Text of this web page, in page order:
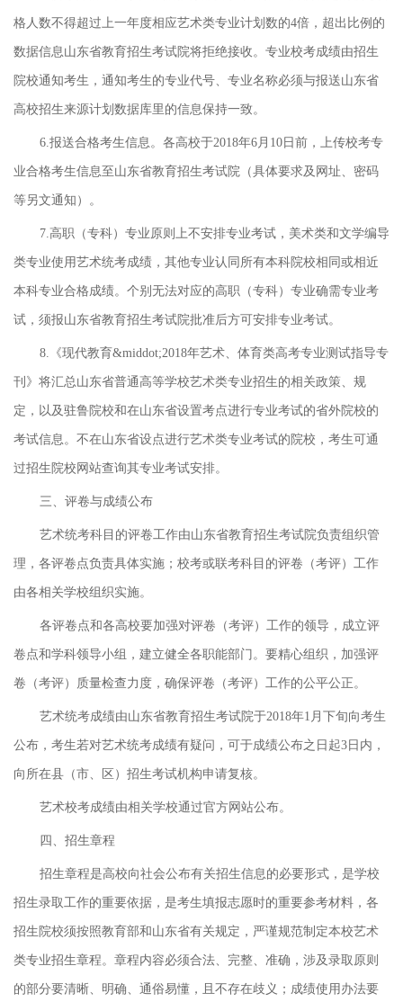
格人数不得超过上一年度相应艺术类专业计划数的4倍，超出比例的
数据信息山东省教育招生考试院将拒绝接收。专业校考成绩由招生
院校通知考生，通知考生的专业代号、专业名称必须与报送山东省
高校招生来源计划数据库里的信息保持一致。
6.报送合格考生信息。各高校于2018年6月10日前，上传校考专
业合格考生信息至山东省教育招生考试院（具体要求及网址、密码
等另文通知）。
7.高职（专科）专业原则上不安排专业考试，美术类和文学编导
类专业使用艺术统考成绩，其他专业认同所有本科院校相同或相近
本科专业合格成绩。个别无法对应的高职（专科）专业确需专业考
试，须报山东省教育招生考试院批准后方可安排专业考试。
8.《现代教育&middot;2018年艺术、体育类高考专业测试指导专
刊》将汇总山东省普通高等学校艺术类专业招生的相关政策、规
定，以及驻鲁院校和在山东省设置考点进行专业考试的省外院校的
考试信息。不在山东省设点进行艺术类专业考试的院校，考生可通
过招生院校网站查询其专业考试安排。
三、评卷与成绩公布
艺术统考科目的评卷工作由山东省教育招生考试院负责组织管
理，各评卷点负责具体实施；校考或联考科目的评卷（考评）工作
由各相关学校组织实施。
各评卷点和各高校要加强对评卷（考评）工作的领导，成立评
卷点和学科领导小组，建立健全各职能部门。要精心组织，加强评
卷（考评）质量检查力度，确保评卷（考评）工作的公平公正。
艺术统考成绩由山东省教育招生考试院于2018年1月下旬向考生
公布，考生若对艺术统考成绩有疑问，可于成绩公布之日起3日内，
向所在县（市、区）招生考试机构申请复核。
艺术校考成绩由相关学校通过官方网站公布。
四、招生章程
招生章程是高校向社会公布有关招生信息的必要形式，是学校
招生录取工作的重要依据，是考生填报志愿时的重要参考材料，各
招生院校须按照教育部和山东省有关规定，严谨规范制定本校艺术
类专业招生章程。章程内容必须合法、完整、准确，涉及录取原则
的部分要清晰、明确、通俗易懂，且不存在歧义；成绩使用办法要